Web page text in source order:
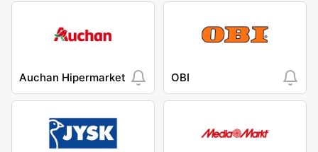
Auchan Hipermarket OBI